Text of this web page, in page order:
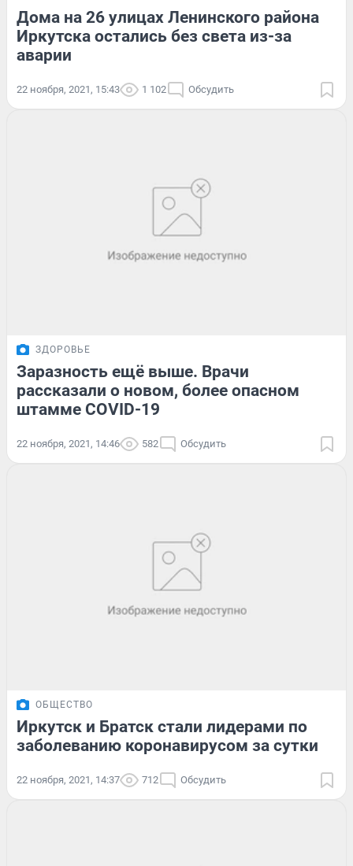
Дома на 26 улицах Ленинского района
Иркутска остались без света из-за
аварии
22 ноября, 2021, 15:43 1 102 Обсудить
ЗДОРОВЬЕ
Заразность ещё выше. Врачи
рассказали о новом, более опасном
штамме COVID-19
22 ноября, 2021, 14:46 582 Обсудить
ОБЩЕСТВО
Иркутск и Братск стали лидерами по
заболеванию коронавирусом за сутки
22 ноября, 2021, 14:37 712 Обсудить